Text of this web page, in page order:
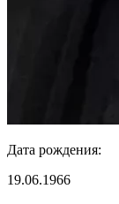
Дата рождения:
19.06.1966